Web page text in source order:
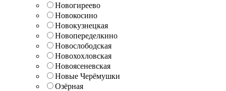
Новогиреево
Новокосино
Новокузнецкая
Новопеределкино
Новослободская
Новохохловская
Новоясеневская
Новые Черёмушки
Озёрная